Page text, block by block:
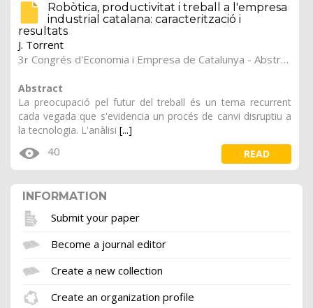
Robòtica, productivitat i treball a l'empresa
industrial catalana: caracterització i
resultats
J. Torrent
3r Congrés d'Economia i Empresa de Catalunya - Abstracts.
Abstract
La preocupació pel futur del treball és un tema recurrent
cada vegada que s'evidencia un procés de canvi disruptiu a
la tecnologia. L'anàlisi [...]
40 READ
INFORMATION
Submit your paper
Become a journal editor
Create a new collection
Create an organization profile